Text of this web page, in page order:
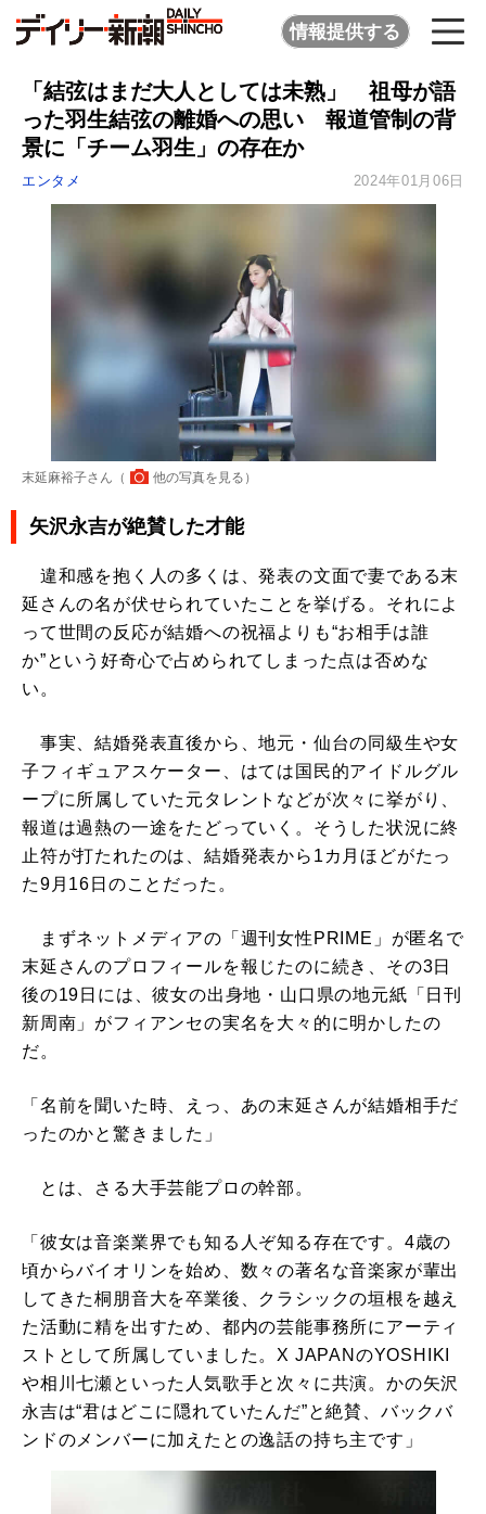
情報提供する
「結弦はまだ大人としては未熟」 祖母が語
った羽生結弦の離婚への思い 報道管制の背
景に「チーム羽生」の存在か
エンタメ 2024年01月06日
末延麻裕子さん（ 他の写真を見る ）
矢沢永吉が絶賛した才能
違和感を抱く人の多くは、発表の文面で妻である末
延さんの名が伏せられていたことを挙げる。それによ
って世間の反応が結婚への祝福よりも“お相手は誰
か”という好奇心で占められてしまった点は否めな
い。
事実、結婚発表直後から、地元・仙台の同級生や女
子フィギュアスケーター、はては国民的アイドルグル
ープに所属していた元タレントなどが次々に挙がり、
報道は過熱の一途をたどっていく。そうした状況に終
止符が打たれたのは、結婚発表から1カ月ほどがたっ
た9月16日のことだった。
まずネットメディアの「週刊女性PRIME」が匿名で
末延さんのプロフィールを報じたのに続き、その3日
後の19日には、彼女の出身地・山口県の地元紙「日刊
新周南」がフィアンセの実名を大々的に明かしたの
だ。
「名前を聞いた時、えっ、あの末延さんが結婚相手だ
ったのかと驚きました」
とは、さる大手芸能プロの幹部。
「彼女は音楽業界でも知る人ぞ知る存在です。4歳の
頃からバイオリンを始め、数々の著名な音楽家が輩出
してきた桐朋音大を卒業後、クラシックの垣根を越え
た活動に精を出すため、都内の芸能事務所にアーティ
ストとして所属していました。X JAPANのYOSHIKI
や相川七瀬といった人気歌手と次々に共演。かの矢沢
永吉は“君はどこに隠れていたんだ”と絶賛、バックバ
ンドのメンバーに加えたとの逸話の持ち主です」